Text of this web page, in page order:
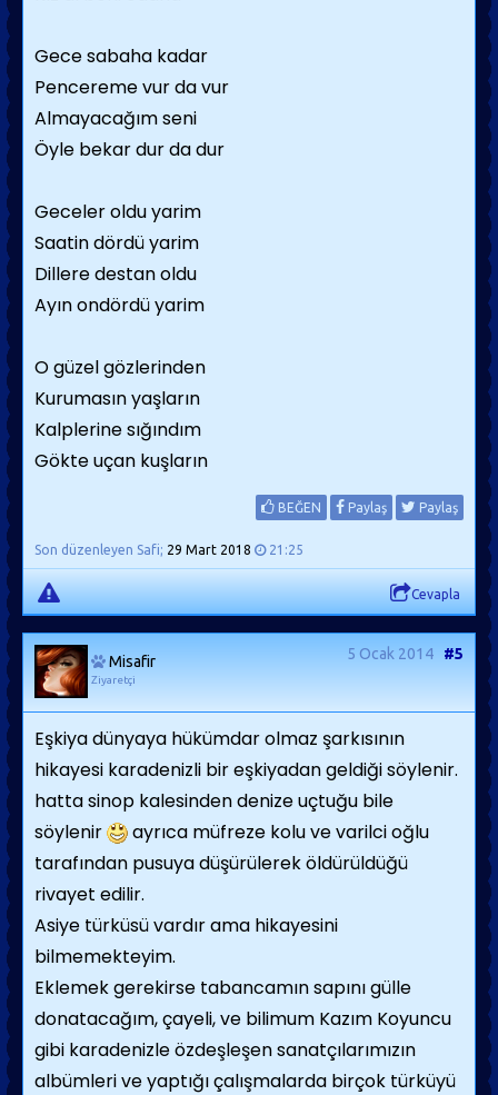
Gece sabaha kadar
Pencereme vur da vur
Almayacağım seni
Öyle bekar dur da dur
Geceler oldu yarim
Saatin dördü yarim
Dillere destan oldu
Ayın ondördü yarim
O güzel gözlerinden
Kurumasın yaşların
Kalplerine sığındım
Gökte uçan kuşların
BEĞEN Paylaş Paylaş
Son düzenleyen Safi; 29 Mart 2018 21:25
Cevapla
Misafir
Ziyaretçi
5 Ocak 2014 #5
Eşkiya dünyaya hükümdar olmaz şarkısının
hikayesi karadenizli bir eşkiyadan geldiği söylenir.
hatta sinop kalesinden denize uçtuğu bile
söylenir
ayrıca müfreze kolu ve varilci oğlu
tarafından pusuya düşürülerek öldürüldüğü
rivayet edilir.
Asiye türküsü vardır ama hikayesini
bilmemekteyim.
Eklemek gerekirse tabancamın sapını gülle
donatacağım, çayeli, ve bilimum Kazım Koyuncu
gibi karadenizle özdeşleşen sanatçılarımızın
albümleri ve yaptığı çalışmalarda birçok türküyü